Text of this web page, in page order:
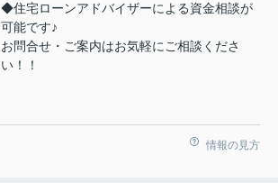
◆住宅ローンアドバイザーによる資金相談が
可能です♪
お問合せ・ご案内はお気軽にご相談くださ
い！！
情報の見方